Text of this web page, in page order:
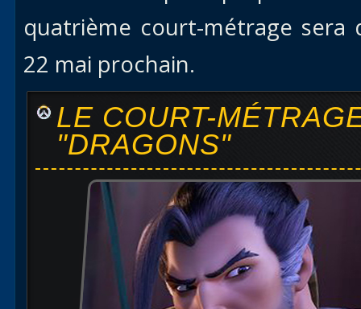
quatrième court-métrage sera
22 mai prochain.
LE COURT-
"DRAGONS"